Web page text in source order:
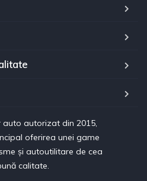
auto autorizat din 2015,
oferirea unei game
și autoutilitare de cea
calitate.